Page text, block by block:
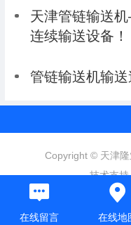
天津管链输送
连续输送设备！
管链输送机输
Copyright © 天津
技术支
在线留言 在线地